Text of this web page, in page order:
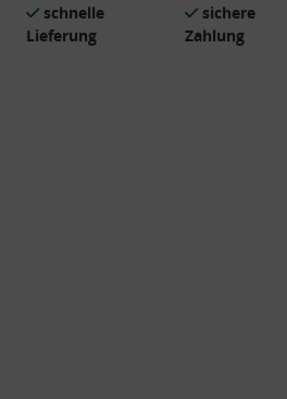
schnelle
Lieferung
sichere
Zahlung